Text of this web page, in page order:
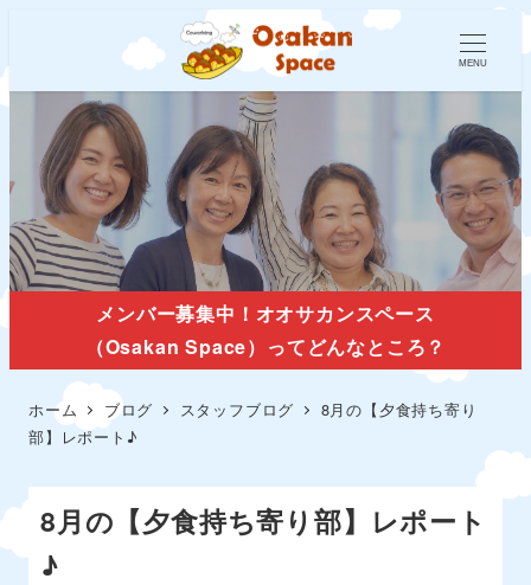
MENU
スタッフブログ
メンバー募集中！オオサカンスペース
（Osakan Space）ってどんなところ？
ホーム ブログ スタッフブログ
8月の【夕食持ち寄り
部】レポート♪
8月の【夕食持ち寄り部】レポート
♪